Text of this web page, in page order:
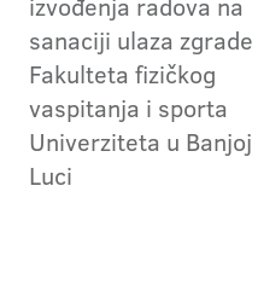
sanaciji ulaza zgrade
Fakulteta fizičkog
vaspitanja i sporta
Univerziteta u Banjoj
Luci